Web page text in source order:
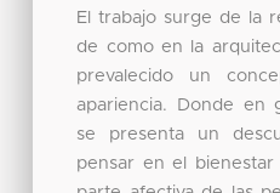
El trabajo surge de la
de como en la
prevalecido un
apariencia. Donde en
se presenta un
pensar en el